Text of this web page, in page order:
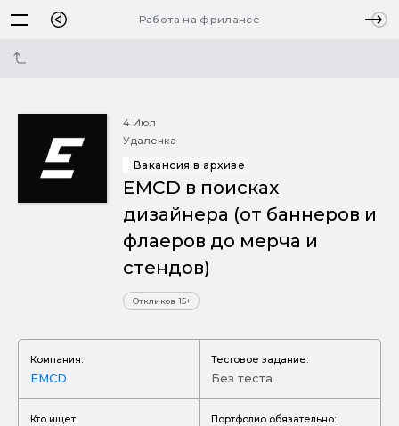
Работа на фрилансе
4 Июл
Удаленка
Вакансия в архиве
EMCD в поисках
дизайнера (от баннеров и
флаеров до мерча и
стендов)
Откликов 15+
Компания:
EMCD
Тестовое задание:
Без теста
Кто ищет: Портфолио обязательно: